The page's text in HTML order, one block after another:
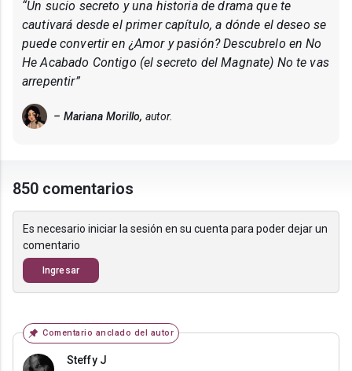
“Un sucio secreto y una historia de drama que te
cautivará desde el primer capítulo, a dónde el deseo se
puede convertir en ¿Amor y pasión? Descubrelo en No
He Acabado Contigo (el secreto del Magnate) No te vas
arrepentir”
– Mariana Morillo, autor.
850 comentarios
Es necesario iniciar la sesión en su cuenta para poder dejar un
comentario
Ingresar
Comentario anclado del autor
Steffy J